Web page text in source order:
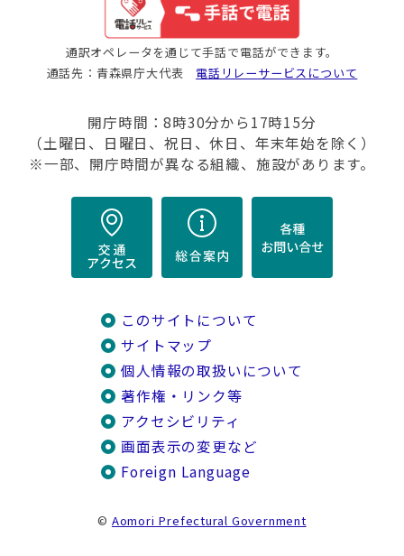
通訳オペレータを通じて手話で電話ができます。
通話先：青森県庁大代表 電話リレーサービスについて
開庁時間：8時30分から17時15分
（土曜日、日曜日、祝日、休日、年末年始を除く）
※一部、開庁時間が異なる組織、施設があります。
このサイトについて
サイトマップ
個人情報の取扱いについて
著作権・リンク等
アクセシビリティ
画面表示の変更など
Foreign Language
© Aomori Prefectural Government